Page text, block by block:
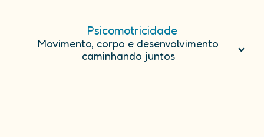
Psicomotricidade
Movimento, corpo e desenvolvimento
caminhando juntos